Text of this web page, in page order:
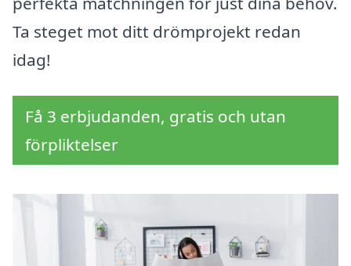
Ta steget mot ditt drömprojekt redan
idag!
Få 3 erbjudanden, gratis och utan
förpliktelser